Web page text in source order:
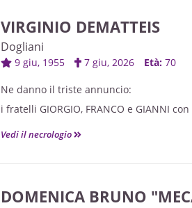
VIRGINIO DEMATTEIS
Dogliani
9 giu, 1955 7 giu, 2026 Età: 70
Ne danno il triste annuncio:
i fratelli GIORGIO, FRANCO e GIANNI
e parenti tutti.
Vedi il necrologio
DOMENICA BRUNO